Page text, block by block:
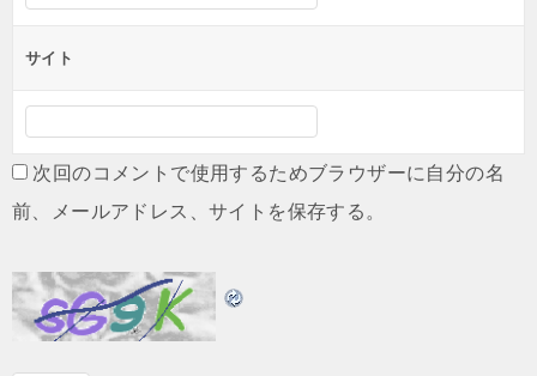
サイト
次回のコメントで使用するためブラウザーに自分の名
前、メールアドレス、サイトを保存する。